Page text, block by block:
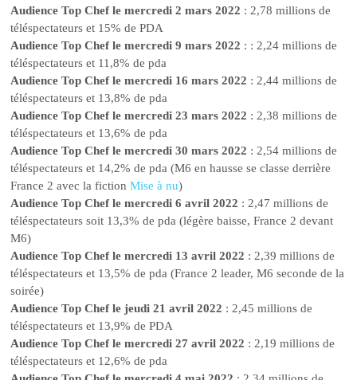
Audience Top Chef le mercredi 2 mars 2022 : 2,78 millions de
téléspectateurs et 15% de PDA
Audience Top Chef le mercredi 9 mars 2022 : : 2,24 millions de
téléspectateurs et 11,8% de pda
Audience Top Chef le mercredi 16 mars 2022 : 2,44 millions de
téléspectateurs et 13,8% de pda
Audience Top Chef le mercredi 23 mars 2022 : 2,38 millions de
téléspectateurs et 13,6% de pda
Audience Top Chef le mercredi 30 mars 2022 : 2,54 millions de
téléspectateurs et 14,2% de pda (M6 en hausse se classe derrière
France 2 avec la fictionMise à nu)
Audience Top Chef le mercredi 6 avril 2022 : 2,47 millions de
téléspectateurs soit 13,3% de pda (légère baisse, France 2 devant
M6)
Audience Top Chef le mercredi 13 avril 2022 : 2,39 millions de
téléspectateurs et 13,5% de pda (France 2 leader, M6 seconde de la
soirée)
Audience Top Chef le jeudi 21 avril 2022 : 2,45 millions de
téléspectateurs et 13,9% de PDA
Audience Top Chef le mercredi 27 avril 2022 : 2,19 millions de
téléspectateurs et 12,6% de pda